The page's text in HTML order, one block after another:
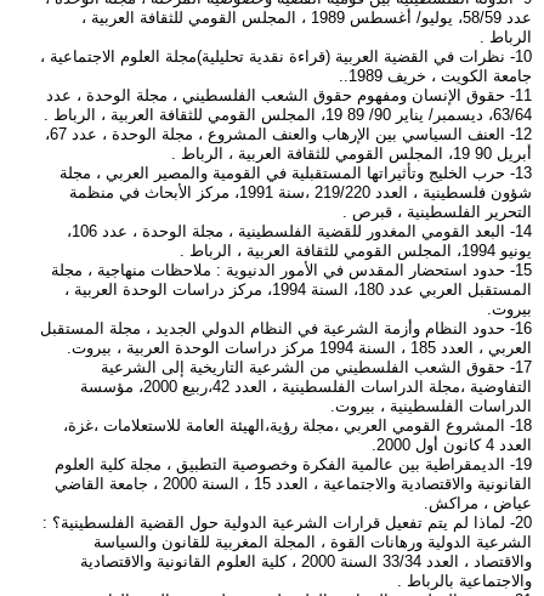
عدد 58/59، يوليو/ أغسطس 1989 ، المجلس القومي للثقافة العربية ،
الرباط .
10- نظرات في القضية العربية (قراءة نقدية تحليلية)مجلة العلوم الاجتماعية ،
جامعة الكويت ، خريف 1989..
11- حقوق الإنسان ومفهوم حقوق الشعب الفلسطيني ، مجلة الوحدة ، عدد
63/64، ديسمبر/ يناير 90/ 89 19، المجلس القومي للثقافة العربية ، الرباط .
12- العنف السياسي بين الإرهاب والعنف المشروع ، مجلة الوحدة ، عدد 67،
أبريل 90 19، المجلس القومي للثقافة العربية ، الرباط .
13- حرب الخليج وتأثيراتها المستقبلية في القومية والمصير العربي ، مجلة
شؤون فلسطينية ، العدد 219/220 ،سنة 1991، مركز الأبحاث في منظمة
التحرير الفلسطينية ، قبرص .
14- البعد القومي المغدور للقضية الفلسطينية ، مجلة الوحدة ، عدد 106،
يونيو 1994، المجلس القومي للثقافة العربية ، الرباط .
15- حدود استحضار المقدس في الأمور الدنيوية : ملاحظات منهاجية ، مجلة
المستقبل العربي عدد 180، السنة 1994، مركز دراسات الوحدة العربية ،
بيروت.
16- حدود النظام وأزمة الشرعية في النظام الدولي الجديد ، مجلة المستقبل
العربي ، العدد 185 ، السنة 1994 مركز دراسات الوحدة العربية ، بيروت.
17- حقوق الشعب الفلسطيني من الشرعية التاريخية إلى الشرعية
التفاوضية ،مجلة الدراسات الفلسطينية ، العدد 42،ربيع 2000، مؤسسة
الدراسات الفلسطينية ، بيروت.
18- المشروع القومي العربي ،مجلة رؤية،الهيئة العامة للاستعلامات ،غزة،
العدد 4 كانون أول 2000.
19- الديمقراطية بين عالمية الفكرة وخصوصية التطبيق ، مجلة كلية العلوم
القانونية والاقتصادية والاجتماعية ، العدد 15 ، السنة 2000 ، جامعة القاضي
عياض ، مراكش.
20- لماذا لم يتم تفعيل قرارات الشرعية الدولية حول القضية الفلسطينية؟ :
الشرعية الدولية ورهانات القوة ، المجلة المغربية للقانون والسياسة
والاقتصاد ، العدد 33/34 السنة 2000 ، كلية العلوم القانونية والاقتصادية
والاجتماعية بالرباط .